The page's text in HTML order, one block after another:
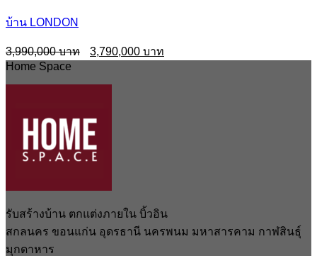
บ้าน LONDON
3,990,000
Original
price
3,790,000
price
Home Space
รับสร้างบ้าน ตกแต่งภายใน บิ้วอิน
สกลนคร ขอนแก่น อุดรธานี นครพนม มหาสารคาม กาฬสินธุ์
มุกดาหาร